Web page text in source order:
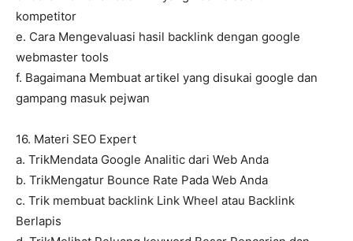
kompetitor
e. Cara Mengevaluasi hasil backlink dengan google
webmaster tools
f. Bagaimana Membuat artikel yang disukai google dan
gampang masuk pejwan
16. Materi SEO Expert
a. TrikMendata Google Analitic dari Web Anda
b. TrikMengatur Bounce Rate Pada Web Anda
c. Trik membuat backlink Link Wheel atau Backlink
Berlapis